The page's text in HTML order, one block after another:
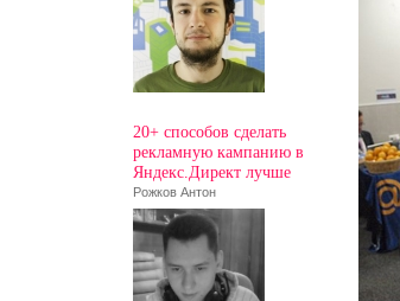
20+ способов сделать
рекламную кампанию в
Яндекс.Директ лучше
Рожков Антон